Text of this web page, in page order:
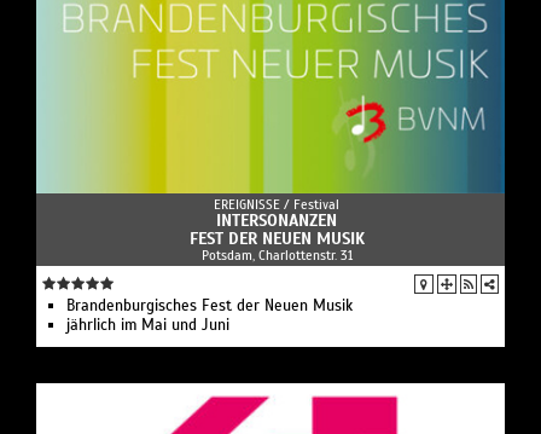
EREIGNISSE / Festival
INTERSONANZEN
FEST DER NEUEN MUSIK
Potsdam, Charlottenstr. 31
Brandenburgisches Fest der Neuen Musik
jährlich im Mai und Juni